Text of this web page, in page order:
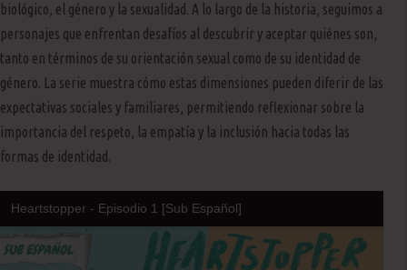
biológico, el género y la sexualidad. A lo largo de la historia, seguimos a
personajes que enfrentan desafíos al descubrir y aceptar quiénes son,
tanto en términos de su orientación sexual como de su identidad de
género. La serie muestra cómo estas dimensiones pueden diferir de las
expectativas sociales y familiares, permitiendo reflexionar sobre la
importancia del respeto, la empatía y la inclusión hacia todas las
formas de identidad.